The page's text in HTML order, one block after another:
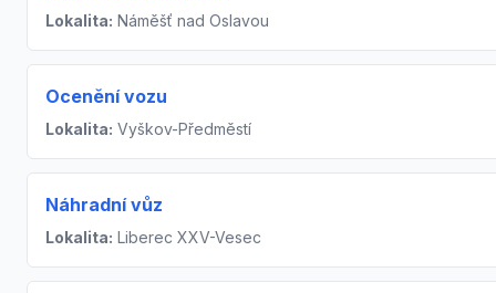
Lokalita: Náměšť nad Oslavou
Ocenění vozu
Lokalita: Vyškov-Předměstí
Náhradní vůz
Lokalita: Liberec XXV-Vesec